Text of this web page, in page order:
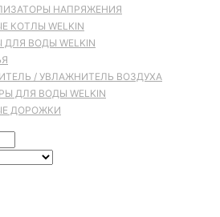
НАПРЯЖЕНИЯ
КОТЛЫ WELKIN
ДЛЯ ВОДЫ WELKIN
/ УВЛАЖНИТЕЛЬ ВОЗДУХА
ДЛЯ ВОДЫ WELKIN
ДОРОЖКИ